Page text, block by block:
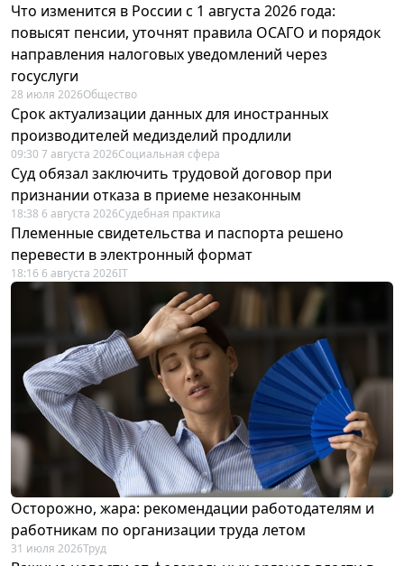
Что изменится в России с 1 августа 2026 года:
повысят пенсии, уточнят правила ОСАГО и порядок
направления налоговых уведомлений через
госуслуги
28 июля 2026Общество
Срок актуализации данных для иностранных
производителей медизделий продлили
09:30 7 августа 2026Социальная сфера
Суд обязал заключить трудовой договор при
признании отказа в приеме незаконным
18:38 6 августа 2026Судебная практика
Племенные свидетельства и паспорта решено
перевести в электронный формат
18:16 6 августа 2026IT
Осторожно, жара: рекомендации работодателям и
работникам по организации труда летом
31 июля 2026Труд